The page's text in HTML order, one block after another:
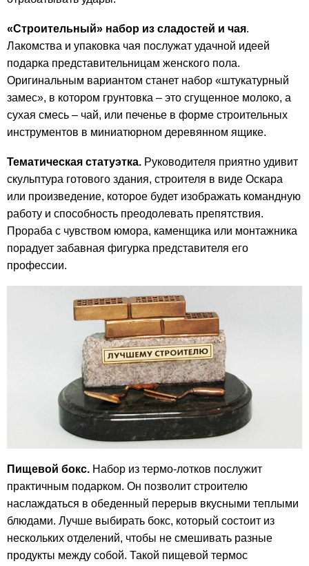
«Строительный» набор из сладостей и чая.
Лакомства и упаковка чая послужат удачной идеей
подарка представительницам женского пола.
Оригинальным вариантом станет набор «штукатурный
замес», в котором грунтовка – это сгущенное молоко, а
сухая смесь – чай, или печенье в форме строительных
инструментов в миниатюрном деревянном ящике.
Тематическая статуэтка. Руководителя приятно удивит
скульптура готового здания, строителя в виде Оскара
или произведение, которое будет изображать командную
работу и способность преодолевать препятствия.
Прораба с чувством юмора, каменщика или монтажника
порадует забавная фигурка представителя его
профессии.
Пищевой бокс. Набор из термо-лотков послужит
практичным подарком. Он позволит строителю
наслаждаться в обеденный перерыв вкусными теплыми
блюдами. Лучше выбирать бокс, который состоит из
нескольких отделений, чтобы не смешивать разные
продукты между собой. Такой пищевой термос